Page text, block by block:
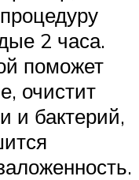
2 часа.
поможет
очистит
и бактерий,